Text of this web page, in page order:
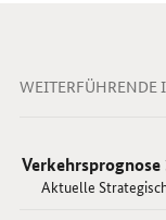
WEITERFÜHRENDE
Verkehrsprognose
Aktuelle